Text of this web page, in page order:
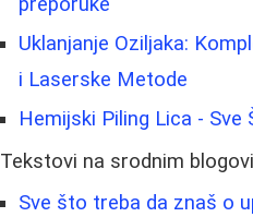
Uklanjanje Oziljaka:
i Laserske Metode
Hemijski Piling Lica - Sve
Tekstovi na srodnim
Sve što treba da znaš o